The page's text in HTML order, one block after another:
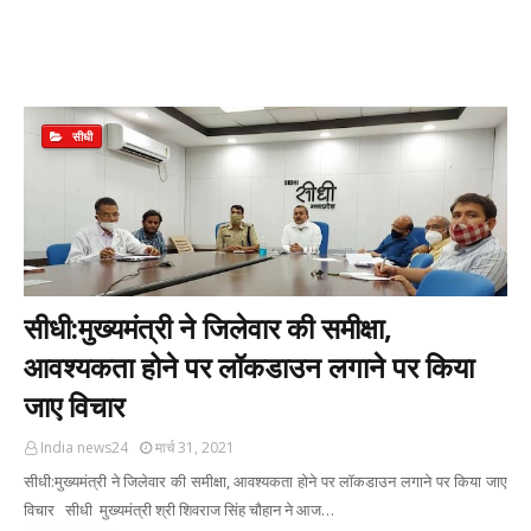
सीधी
सीधी:मुख्यमंत्री ने जिलेवार की समीक्षा,
आवश्यकता होने पर लॉकडाउन लगाने पर किया
जाए विचार
India news24 मार्च 31, 2021
सीधी:मुख्यमंत्री ने जिलेवार की समीक्षा, आवश्यकता होने पर लॉकडाउन लगाने पर किया जाए
विचार सीधी मुख्यमंत्री श्री शिवराज सिंह चौहान ने आज…